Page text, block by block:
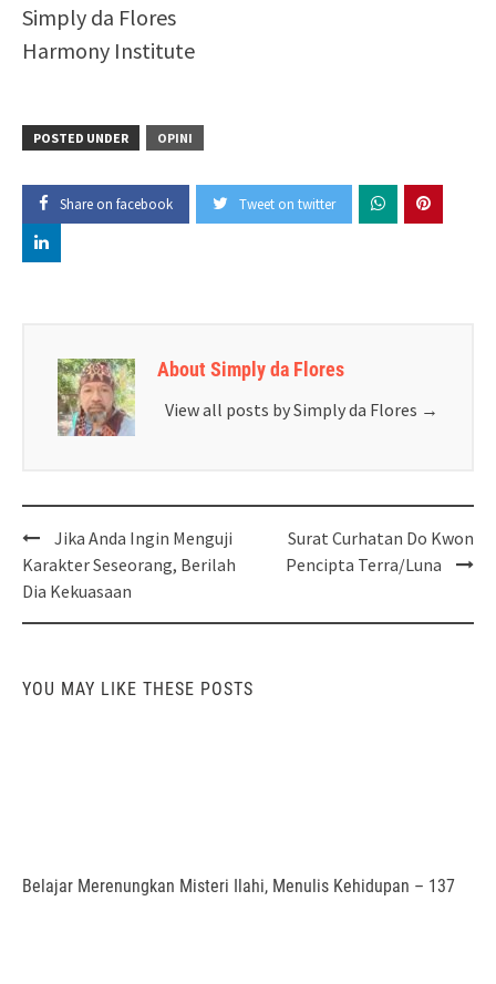
Simply da Flores
Harmony Institute
POSTED UNDER OPINI
Share on facebook Tweet on twitter
About Simply da Flores
View all posts by Simply da Flores →
Post
navigation
Jika Anda Ingin Menguji
Karakter Seseorang, Berilah
Dia Kekuasaan
Surat Curhatan Do Kwon
Pencipta Terra/Luna
YOU MAY LIKE THESE POSTS
Belajar Merenungkan Misteri Ilahi, Menulis Kehidupan – 137